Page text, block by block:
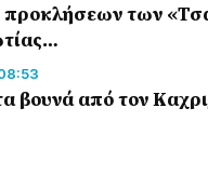
των
βουνά από τον